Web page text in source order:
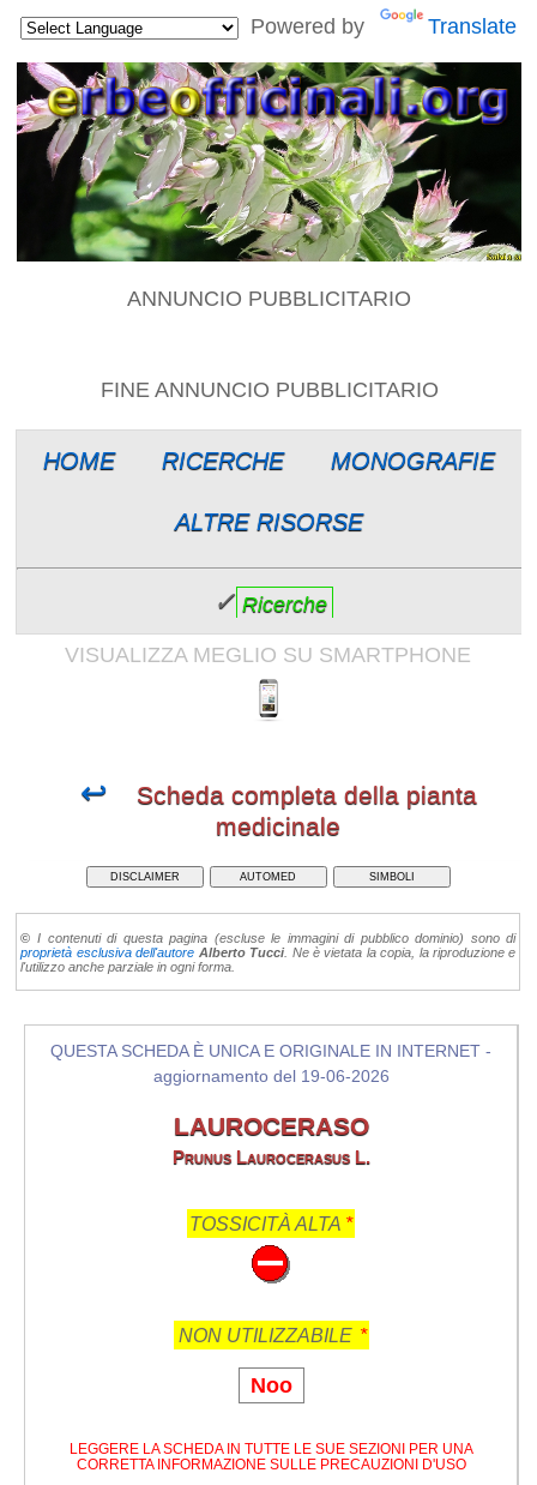
Powered by Translate
ANNUNCIO PUBBLICITARIO
FINE ANNUNCIO PUBBLICITARIO
HOME RICERCHE MONOGRAFIE
ALTRE RISORSE
✓ Ricerche
VISUALIZZA MEGLIO SU SMARTPHONE
↩ Scheda completa della pianta
medicinale
DISCLAIMER AUTOMED SIMBOLI
© I contenuti di questa pagina (escluse le immagini di pubblico dominio) sono di
proprietà esclusiva dell'autore Alberto Tucci . Ne è vietata la copia, la riproduzione e
l'utilizzo anche parziale in ogni forma.
QUESTA SCHEDA È UNICA E ORIGINALE IN INTERNET -
aggiornamento del 19-06-2026
LAUROCERASO
Prunus Laurocerasus L.
TOSSICITÀ ALTA *
NON UTILIZZABILE *
Noo
LEGGERE LA SCHEDA IN TUTTE LE SUE SEZIONI PER UNA
CORRETTA INFORMAZIONE SULLE PRECAUZIONI D'USO